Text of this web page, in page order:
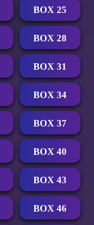
BOX 25
BOX 28
BOX 31
BOX 34
BOX 37
BOX 40
BOX 43
BOX 46